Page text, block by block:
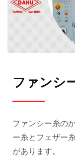
ファンシ
ファンシー糸の
ー糸とフェザー
があります。